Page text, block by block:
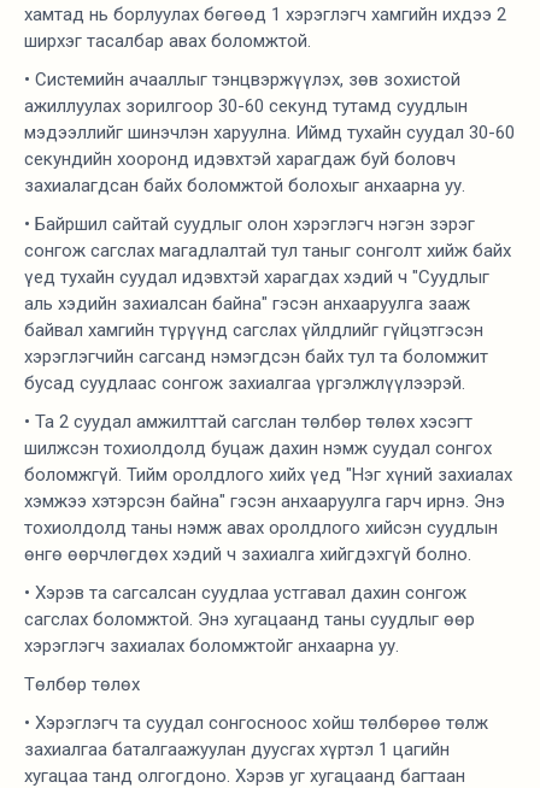
хамтад нь борлуулах бөгөөд 1 хэрэглэгч хамгийн ихдээ 2
ширхэг тасалбар авах боломжтой.
• Системийн ачааллыг тэнцвэржүүлэх, зөв зохистой
ажиллуулах зорилгоор 30-60 секунд тутамд суудлын
мэдээллийг шинэчлэн харуулна. Иймд тухайн суудал 30-60
секундийн хооронд идэвхтэй харагдаж буй боловч
захиалагдсан байх боломжтой болохыг анхаарна уу.
• Байршил сайтай суудлыг олон хэрэглэгч нэгэн зэрэг
сонгож сагслах магадлалтай тул таныг сонголт хийж байх
үед тухайн суудал идэвхтэй харагдах хэдий ч "Суудлыг
аль хэдийн захиалсан байна" гэсэн анхааруулга зааж
байвал хамгийн түрүүнд сагслах үйлдлийг гүйцэтгэсэн
хэрэглэгчийн сагсанд нэмэгдсэн байх тул та боломжит
бусад суудлаас сонгож захиалгаа үргэлжлүүлээрэй.
• Та 2 суудал амжилттай сагслан төлбөр төлөх хэсэгт
шилжсэн тохиолдолд буцаж дахин нэмж суудал сонгох
боломжгүй. Тийм оролдлого хийх үед "Нэг хүний захиалах
хэмжээ хэтэрсэн байна" гэсэн анхааруулга гарч ирнэ. Энэ
тохиолдолд таны нэмж авах оролдлого хийсэн суудлын
өнгө өөрчлөгдөх хэдий ч захиалга хийгдэхгүй болно.
• Хэрэв та сагсалсан суудлаа устгавал дахин сонгож
сагслах боломжтой. Энэ хугацаанд таны суудлыг өөр
хэрэглэгч захиалах боломжтойг анхаарна уу.
Төлбөр төлөх
• Хэрэглэгч та суудал сонгосноос хойш төлбөрөө төлж
захиалгаа баталгаажуулан дуусгах хүртэл 1 цагийн
хугацаа танд олгогдоно. Хэрэв уг хугацаанд багтаан